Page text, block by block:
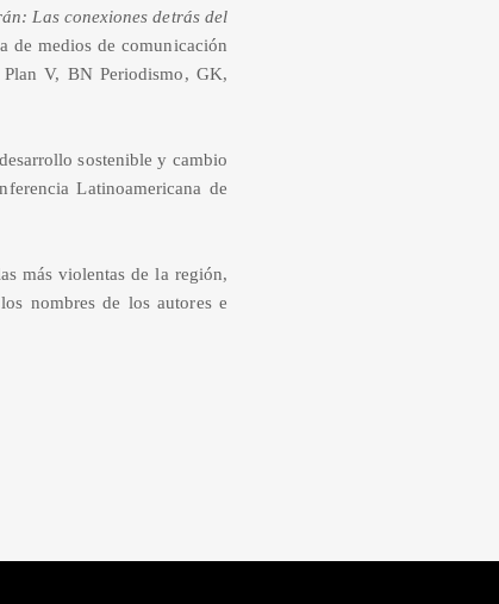
Las conexiones detrás del
de medios de comunicación
V, BN Periodismo, GK,
sostenible y cambio
Latinoamericana de
más violentas de la región,
nombres de los autores e